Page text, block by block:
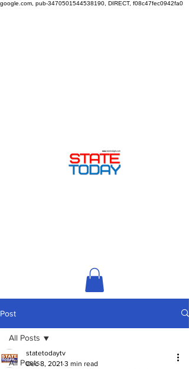
google.com, pub-3470501544538190, DIRECT, f08c47fec0942fa0
Post
All Posts
All Posts
statetodaytv
Dec 8, 2021 3 min read